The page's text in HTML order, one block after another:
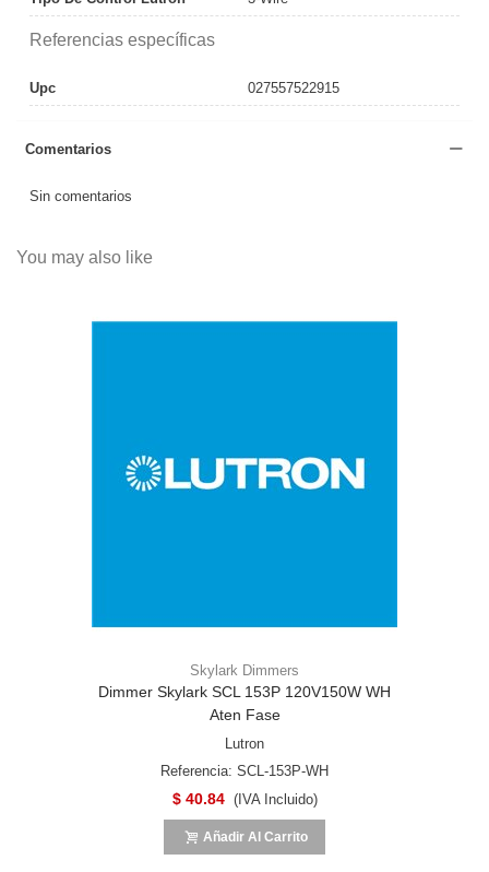
Referencias específicas
Upc 027557522915
Comentarios
Sin comentarios
You may also like
Skylark Dimmers
Dimmer Skylark SCL 153P 120V150W WH
Aten Fase
Lutron
Referencia: SCL-153P-WH
$ 40.84 (IVA Incluido)
Añadir Al Carrito